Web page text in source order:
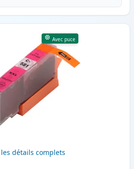
Avec puce
détails complets